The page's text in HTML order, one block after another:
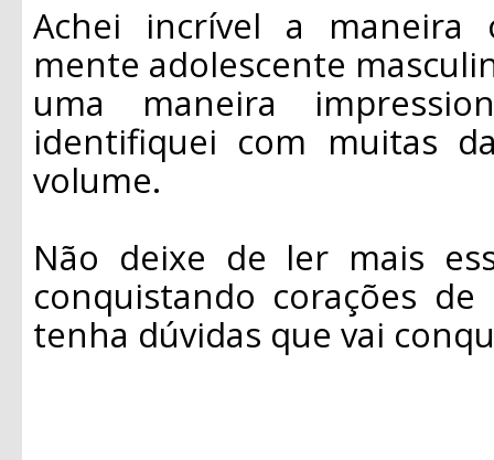
Achei incrível a maneira
mente adolescente
uma maneira
identifiquei com muitas
volume.
Não deixe de ler mais
conquistando corações
tenha dúvidas que vai